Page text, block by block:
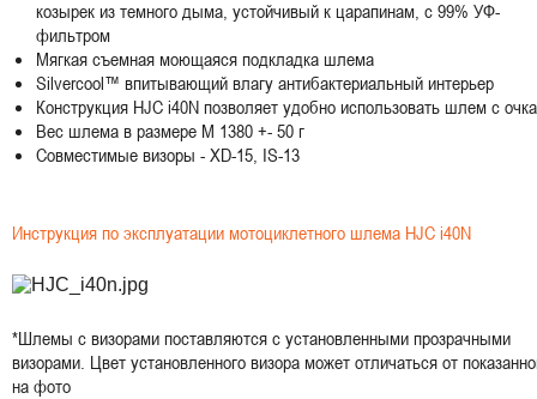
козырек из темного дыма, устойчивый к царапинам, с 99% УФ-
фильтром
Мягкая съемная моющаяся подкладка шлема
Silvercool™ впитывающий влагу антибактериальный интерьер
Конструкция HJC i40N позволяет удобно использовать шлем с
Вес шлема в размере M 1380 +- 50 г
Совместимые визоры - XD-15 , IS-13
Инструкция по эксплуатации мотоциклетного шлема HJC i40N
*Шлемы с визорами поставляются с установленными прозрачными
визорами. Цвет установленного визора может отличаться от
на фото